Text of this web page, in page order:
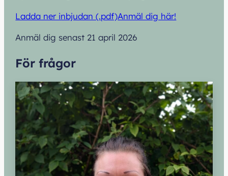
Ladda ner inbjudan (.pdf)Anmäl dig här!
Anmäl dig senast 21 april 2026
För frågor